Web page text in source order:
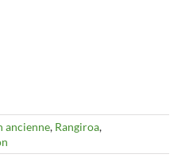
ancienne, Rangiroa,